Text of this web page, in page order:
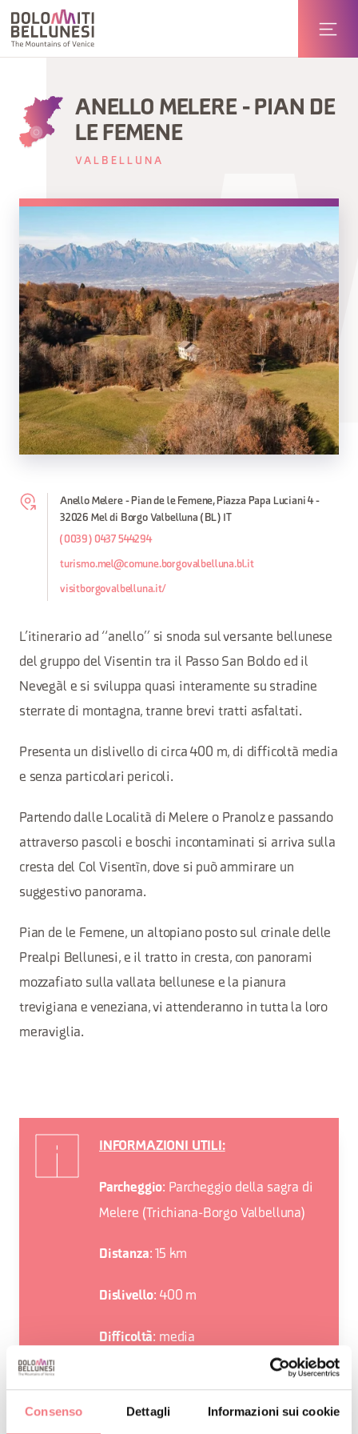
Consenso Dettagli Informazioni sui cookie
ANELLO MELERE - PIAN DE
LE FEMENE
VALBELLUNA
Anello Melere - Pian de le Femene, Piazza Papa Luciani 4 -
32026 Mel di Borgo Valbelluna (BL) IT
(0039) 0437 544294
turismo.mel@comune.borgovalbelluna.bl.it
visitborgovalbelluna.it/
L’itinerario ad “anello” si snoda sul versante bellunese
del gruppo del Visentin tra il Passo San Boldo ed il
Nevegàl e si sviluppa quasi interamente su stradine
sterrate di montagna, tranne brevi tratti asfaltati.
Presenta un dislivello di circa 400 m, di difficoltà media
e senza particolari pericoli.
Partendo dalle Località di Melere o Pranolz e passando
attraverso pascoli e boschi incontaminati si arriva sulla
cresta del Col Visentìn, dove si può ammirare un
suggestivo panorama.
Pian de le Femene, un altopiano posto sul crinale delle
Prealpi Bellunesi, e il tratto in cresta, con panorami
mozzafiato sulla vallata bellunese e la pianura
trevigiana e veneziana, vi attenderanno in tutta la loro
meraviglia.
INFORMAZIONI UTILI:
Parcheggio: Parcheggio della sagra di
Melere (Trichiana-Borgo Valbelluna)
Distanza: 15 km
Dislivello: 400 m
Difficoltà: media
Attrezzatura consigliata : MTB Bike